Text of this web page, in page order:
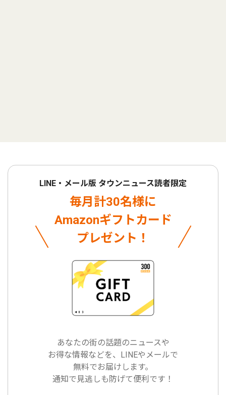
LINE・メール版 タウンニュース読者限定
毎月計30名様に
Amazonギフトカード
プレゼント！
あなたの街の話題のニュースや
お得な情報などを、LINEやメールで
無料でお届けします。
通知で見逃しも防げて便利です！